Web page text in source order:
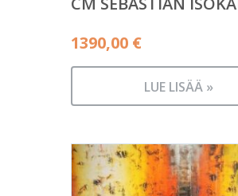
1390,00 €
LUE LISÄÄ »